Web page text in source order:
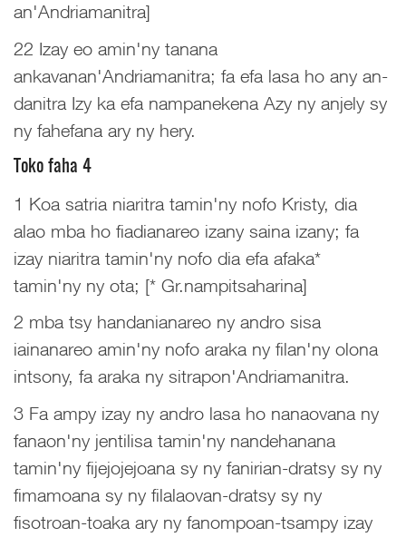
an'Andriamanitra]
22 Izay eo amin'ny tanana
ankavanan'Andriamanitra; fa efa lasa ho any an-
danitra Izy ka efa nampanekena Azy ny anjely sy
ny fahefana ary ny hery.
Toko faha 4
1 Koa satria niaritra tamin'ny nofo Kristy, dia
alao mba ho fiadianareo izany saina izany; fa
izay niaritra tamin'ny nofo dia efa afaka*
tamin'ny ny ota; [* Gr.nampitsaharina]
2 mba tsy handanianareo ny andro sisa
iainanareo amin'ny nofo araka ny filan'ny olona
intsony, fa araka ny sitrapon'Andriamanitra.
3 Fa ampy izay ny andro lasa ho nanaovana ny
fanaon'ny jentilisa tamin'ny nandehanana
tamin'ny fijejojejoana sy ny fanirian-dratsy sy ny
fimamoana sy ny filalaovan-dratsy sy ny
fisotroan-toaka ary ny fanompoan-tsampy izay